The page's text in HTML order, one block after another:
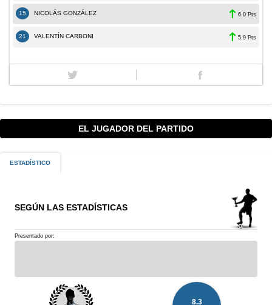
15 NICOLÁS GONZÁLEZ 6.0 Pts
21 VALENTÍN CARBONI 5.9 Pts
EL JUGADOR DEL PARTIDO
ESTADÍSTICO
SEGÚN LAS ESTADÍSTICAS
Presentado por:
8.3